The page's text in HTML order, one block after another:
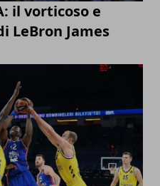
il vorticoso e
LeBron James